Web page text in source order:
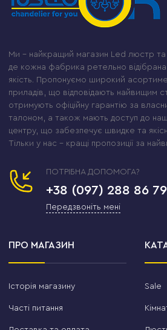
Ми – найкращий магазин Led люстр та
де кожна фабрика ретельно
якість. Пропонуємо широкий
приладів, що відповідають найвищим
отримують офіційну гарантію за
талоном, а також мають доступ до
центру, що забезпечує швидке та
Тільки у нас – кращі пропозиції за
ПОТРІБНА ДОПОМОГА?
+38 (097) 288 86 79
Передзвоніть мені
ПРО МАГАЗИН
Історія магазину
Часті питання
Sale